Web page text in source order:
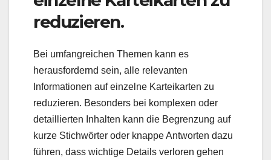
reduzieren.
Bei umfangreichen Themen kann es
herausfordernd sein, alle relevanten
Informationen auf einzelne Karteikarten zu
reduzieren. Besonders bei komplexen oder
detaillierten Inhalten kann die Begrenzung auf
kurze Stichwörter oder knappe Antworten dazu
führen, dass wichtige Details verloren gehen